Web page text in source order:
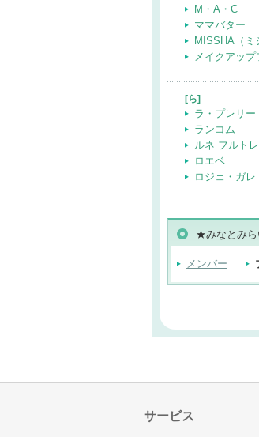
M・A・C
ママバター
MISSHA（ミ
メイクアッ
[ら]
ラ・プレリー
ランコム
ルネ フルト
ロエベ
ロジェ・ガレ
★みなとみ
メンバー
サービス